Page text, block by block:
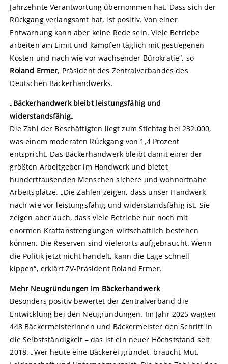
Jahrzehnte Verantwortung übernommen hat. Dass sich der
Rückgang verlangsamt hat, ist positiv. Von einer
Entwarnung kann aber keine Rede sein. Viele Betriebe
arbeiten am Limit und kämpfen täglich mit gestiegenen
Kosten und nach wie vor wachsender Bürokratie“, so
Roland Ermer, Präsident des Zentralverbandes des
Deutschen Bäckerhandwerks.
„Bäckerhandwerk bleibt leistungsfähig und
widerstandsfähig„
Die Zahl der Beschäftigten liegt zum Stichtag bei 232.000,
was einem moderaten Rückgang von 1,4 Prozent
entspricht. Das Bäckerhandwerk bleibt damit einer der
größten Arbeitgeber im Handwerk und bietet
hunderttausenden Menschen sichere und wohnortnahe
Arbeitsplätze. „Die Zahlen zeigen, dass unser Handwerk
nach wie vor leistungsfähig und widerstandsfähig ist. Sie
zeigen aber auch, dass viele Betriebe nur noch mit
enormen Kraftanstrengungen wirtschaftlich bestehen
können. Die Reserven sind vielerorts aufgebraucht. Wenn
die Politik jetzt nicht handelt, kann die Lage schnell
kippen“, erklärt ZV-Präsident Roland Ermer.
Mehr Neugründungen im Bäckerhandwerk
Besonders positiv bewertet der Zentralverband die
Entwicklung bei den Neugründungen. Im Jahr 2025 wagten
448 Bäckermeisterinnen und Bäckermeister den Schritt in
die Selbstständigkeit – das ist ein neuer Höchststand seit
2018. „Wer heute eine Bäckerei gründet, braucht Mut,